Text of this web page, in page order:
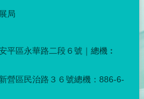
局
平區永華路二段６號｜總機︰
營區民治路３６號總機：886-6-